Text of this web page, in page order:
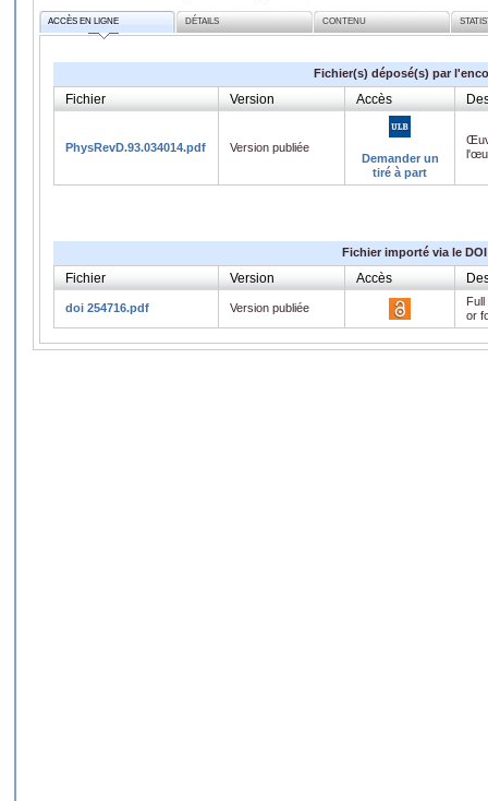
ACCÈS EN LIGNE DÉTAILS CONTENU
Fichier(s) déposé(s) par
Fichier Version Accès
PhysRevD.93.034014.pdf
Version publiée
Demander un
tiré à part
Fichier importé via le DOI
Fichier Version Accès
doi 254716.pdf Version publiée
or